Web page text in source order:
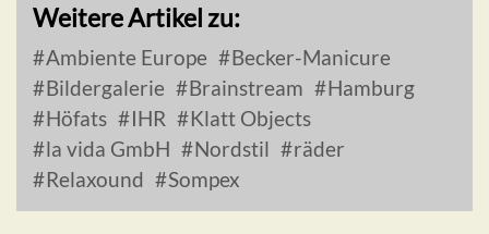
Weitere Artikel zu:
Ambiente Europe
Becker-Manicure
Bildergalerie
Brainstream
Hamburg
Höfats
IHR
Klatt Objects
la vida GmbH
Nordstil
räder
Relaxound
Sompex